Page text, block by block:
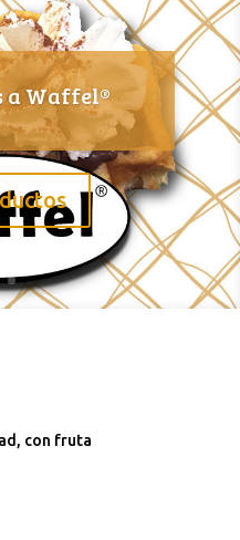
a Waffel®
con fruta